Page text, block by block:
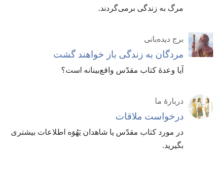
مرگ به زندگی برمی‌گردند.‏
برج دیده‌بانی
مردگان به زندگی باز خواهند گشت
آیا وعدهٔ کتاب مقدّس واقع‌بینانه است؟‏
دربارهٔ ما
درخواست ملاقات
در مورد کتاب مقدّس یا شاهدان یَهُوَه اطلاعات بیشتری
بگیرید.‏